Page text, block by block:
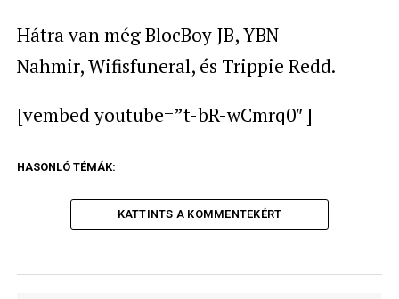
Hátra van még BlocBoy JB, YBN
Nahmir, Wifisfuneral, és Trippie Redd.
[vembed youtube=”t-bR-wCmrq0″ ]
HASONLÓ TÉMÁK:
KATTINTS A KOMMENTEKÉRT